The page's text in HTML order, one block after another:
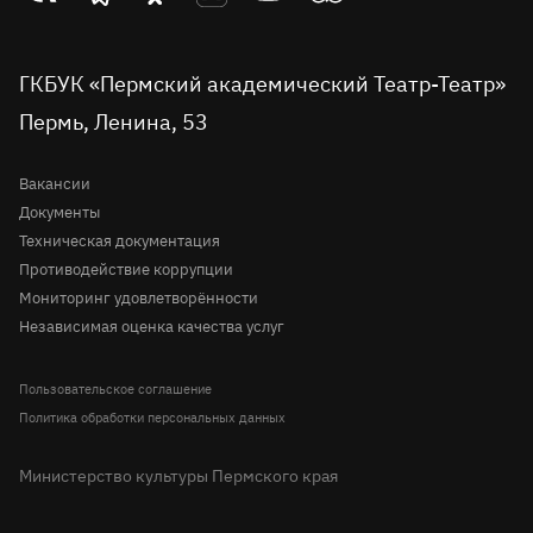
Доступная среда
Правила посещения театра
Молодёжная сцена
История
вконтакте
театр
telegram
театр
однокласниках
театр
rutube
театр
Tripadvisor
ГКБУК «Пермский академический Театр-Театр»
Пермь, Ленина, 53
Вакансии
Документы
Техническая документация
Противодействие коррупции
Мониторинг удовлетворённости
Независимая оценка качества услуг
Пользовательское соглашение
Политика обработки персональных данных
Министерство культуры Пермского края